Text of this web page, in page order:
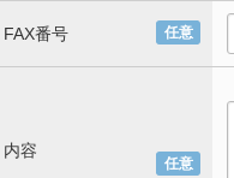
任意
FAX番号
任意
内容